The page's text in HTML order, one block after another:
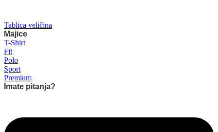
Tablica veličina
Majice
T-Shirt
Fit
Polo
Sport
Premium
Imate pitanja?